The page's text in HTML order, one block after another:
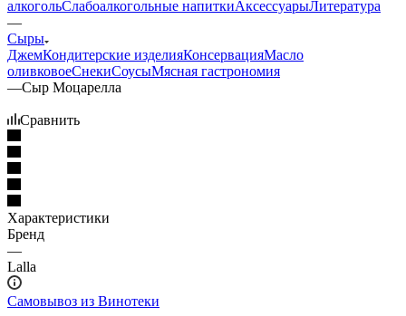
алкогольСлабоалкогольные напиткиАксессуарыЛитература
—
Сыры
ДжемКондитерские изделияКонсервацияМасло
оливковоеСнекиСоусыМясная гастрономия
—Сыр Моцарелла
Сравнить
Характеристики
Бренд
—
Lalla
Самовывоз из Винотеки